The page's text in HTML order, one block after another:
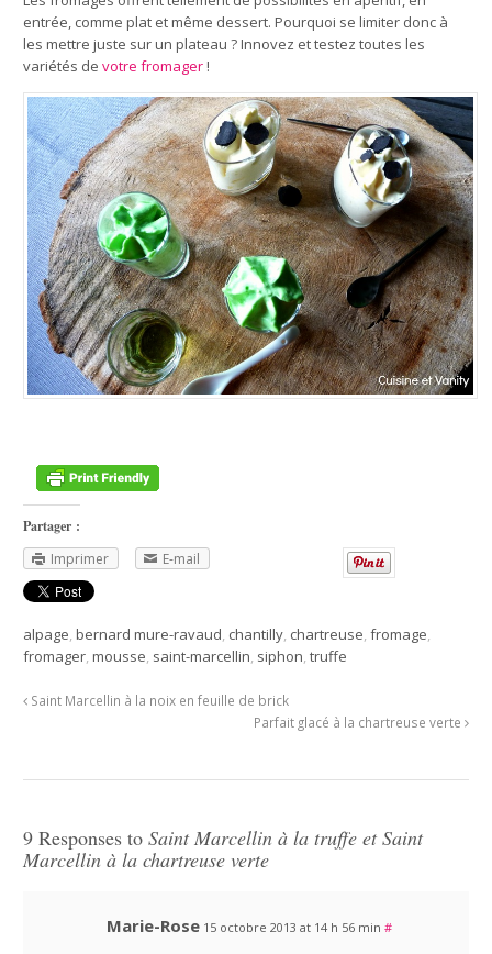
entrée, comme plat et même dessert. Pourquoi se limiter donc à
les mettre juste sur un plateau ? Innovez et testez toutes les
variétés devotre fromager!
Partager :
Imprimer
E-mail
alpage ,bernard mure-ravaud chantilly chartreuse ,fromage
fromager ,mousse saint-marcellin siphon ,truffe
Saint Marcellin à la noix en feuille de brick
Parfait glacé à la chartreuse verte
9 Responses toSaint Marcellin à la truffe et Saint
Marcellin à la chartreuse verte
Marie-Rose 15 octobre 2013 at 14 h 56 min #